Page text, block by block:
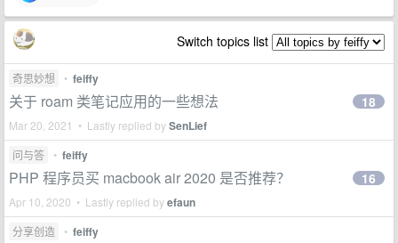
Switch topics list
奇思妙想 • feiffy
关于 roam 类笔记应用的一些想法
Mar 20, 2021 • Lastly replied bySenLief
18
问与答 • feiffy
PHP 程序员买 macbook air 2020 是否推荐？
Apr 10, 2020 • Lastly replied byefaun
16
分享创造 • feiffy